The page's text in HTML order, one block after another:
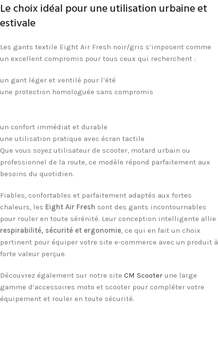
Le choix idéal pour une utilisation urbaine et
estivale
Les gants textile Eight Air Fresh noir/gris s’imposent comme
un excellent compromis pour tous ceux qui recherchent :
un gant léger et ventilé pour l’été
une protection homologuée sans compromis
un confort immédiat et durable
une utilisation pratique avec écran tactile
Que vous soyez utilisateur de scooter, motard urbain ou
professionnel de la route, ce modèle répond parfaitement aux
besoins du quotidien.
Fiables, confortables et parfaitement adaptés aux fortes
chaleurs, les Eight Air Fresh sont des gants incontournables
pour rouler en toute sérénité. Leur conception intelligente allie
respirabilité, sécurité et ergonomie, ce qui en fait un choix
pertinent pour équiper votre site e-commerce avec un produit à
forte valeur perçue.
Découvrez également sur notre site CM Scooter une large
gamme d’accessoires moto et scooter pour compléter votre
équipement et rouler en toute sécurité.